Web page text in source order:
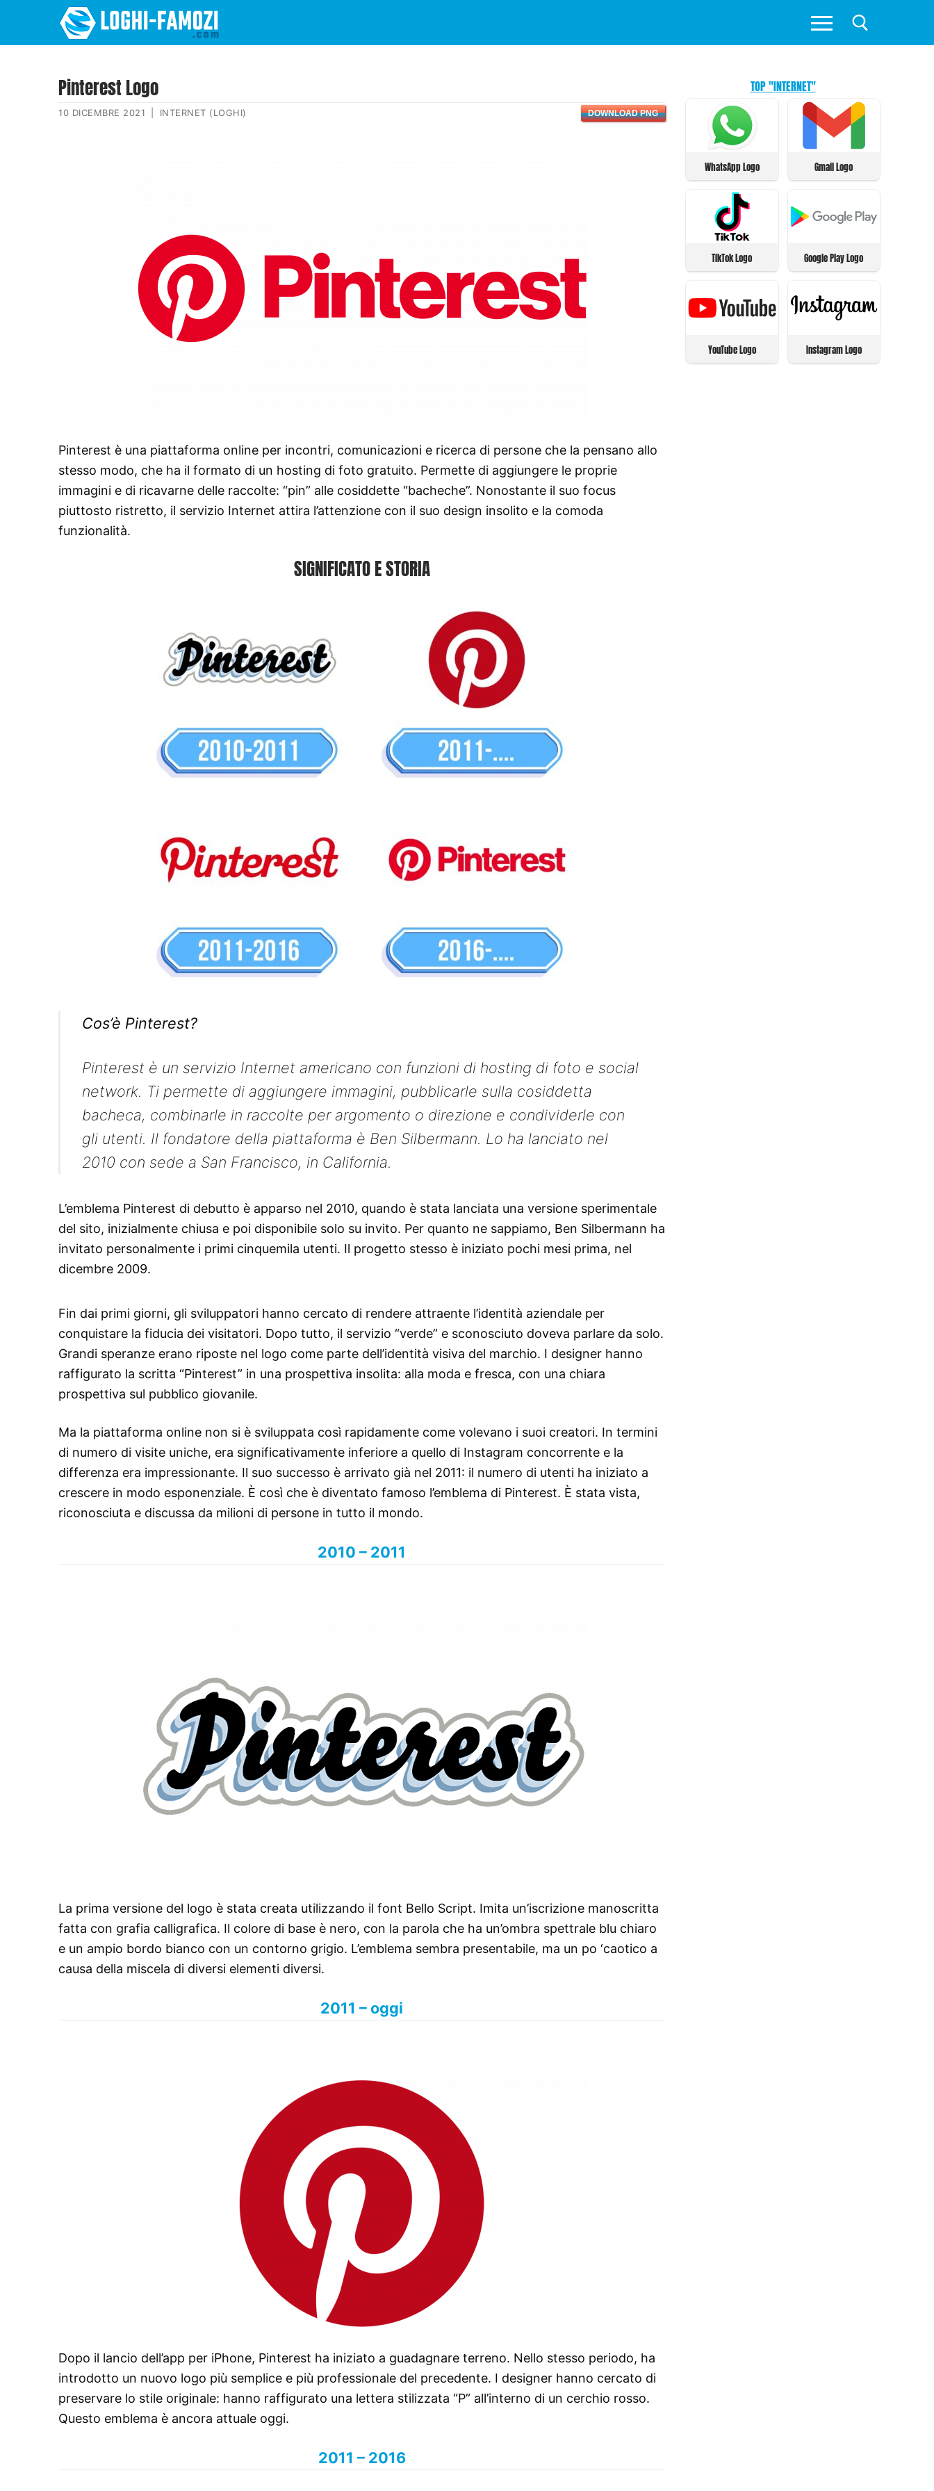
Pinterest Logo
10 DICEMBRE 2021 INTERNET (LOGHI) DOWNLOAD PNG
Pinterest è una piattaforma online per incontri, comunicazioni e ricerca di persone che la pensano allo
stesso modo, che ha il formato di un hosting di foto gratuito. Permette di aggiungere le proprie
immagini e di ricavarne delle raccolte: “pin” alle cosiddette “bacheche”. Nonostante il suo focus
piuttosto ristretto, il servizio Internet attira l’attenzione con il suo design insolito e la comoda
funzionalità.
SIGNIFICATO E STORIA
Cos’è Pinterest?
Pinterest è un servizio Internet americano con funzioni di hosting di foto e social
network. Ti permette di aggiungere immagini, pubblicarle sulla cosiddetta
bacheca, combinarle in raccolte per argomento o direzione e condividerle con
gli utenti. Il fondatore della piattaforma è Ben Silbermann. Lo ha lanciato nel
2010 con sede a San Francisco, in California.
L’emblema Pinterest di debutto è apparso nel 2010, quando è stata lanciata una versione sperimentale
del sito, inizialmente chiusa e poi disponibile solo su invito. Per quanto ne sappiamo, Ben Silbermann ha
invitato personalmente i primi cinquemila utenti. Il progetto stesso è iniziato pochi mesi prima, nel
dicembre 2009.
Fin dai primi giorni, gli sviluppatori hanno cercato di rendere attraente l’identità aziendale per
conquistare la fiducia dei visitatori. Dopo tutto, il servizio “verde” e sconosciuto doveva parlare da solo.
Grandi speranze erano riposte nel logo come parte dell’identità visiva del marchio. I designer hanno
raffigurato la scritta “Pinterest” in una prospettiva insolita: alla moda e fresca, con una chiara
prospettiva sul pubblico giovanile.
Ma la piattaforma online non si è sviluppata così rapidamente come volevano i suoi creatori. In termini
di numero di visite uniche, era significativamente inferiore a quello di Instagram concorrente e la
differenza era impressionante. Il suo successo è arrivato già nel 2011: il numero di utenti ha iniziato a
crescere in modo esponenziale. È così che è diventato famoso l’emblema di Pinterest. È stata vista,
riconosciuta e discussa da milioni di persone in tutto il mondo.
2010 – 2011
La prima versione del logo è stata creata utilizzando il font Bello Script. Imita un’iscrizione manoscritta
fatta con grafia calligrafica. Il colore di base è nero, con la parola che ha un’ombra spettrale blu chiaro
e un ampio bordo bianco con un contorno grigio. L’emblema sembra presentabile, ma un po ‘caotico a
causa della miscela di diversi elementi diversi.
2011 – oggi
Dopo il lancio dell’app per iPhone, Pinterest ha iniziato a guadagnare terreno. Nello stesso periodo, ha
introdotto un nuovo logo più semplice e più professionale del precedente. I designer hanno cercato di
preservare lo stile originale: hanno raffigurato una lettera stilizzata “P” all’interno di un cerchio rosso.
Questo emblema è ancora attuale oggi.
2011 – 2016
TOP "INTERNET"
WhatsApp Logo Gmail Logo
TikTok Logo Google Play Logo
YouTube Logo Instagram Logo